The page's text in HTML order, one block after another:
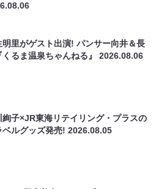
明里がゲスト出演! パンサー向井＆長
くるま温泉ちゃんねる』2026.08.06
絢子×JR東海リテイリング・プラスの
ベルグッズ発売!2026.08.05